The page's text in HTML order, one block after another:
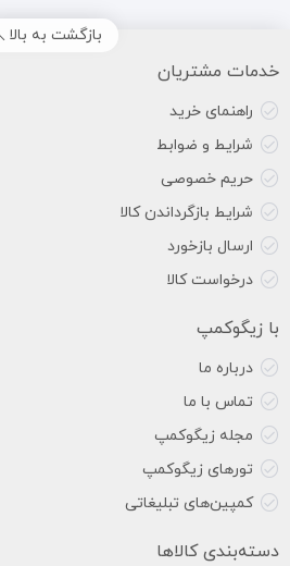
بازگشت به بالا
خدمات مشتریان
راهنمای خرید
شرایط و ضوابط
حریم خصوصی
شرایط بازگرداندن کالا
ارسال بازخورد
درخواست کالا
با زیگوکمپ
درباره ما
تماس با ما
مجله زیگوکمپ
تورهای زیگوکمپ
کمپین‌های تبلیغاتی
دسته‌بندی کالاها